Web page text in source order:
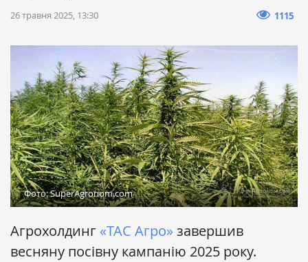
26 травня 2025, 13:30 1115
Фото: SuperAgronom.com
Агрохолдинг «ТАС Агро» завершив
весняну посівну кампанію 2025 року.